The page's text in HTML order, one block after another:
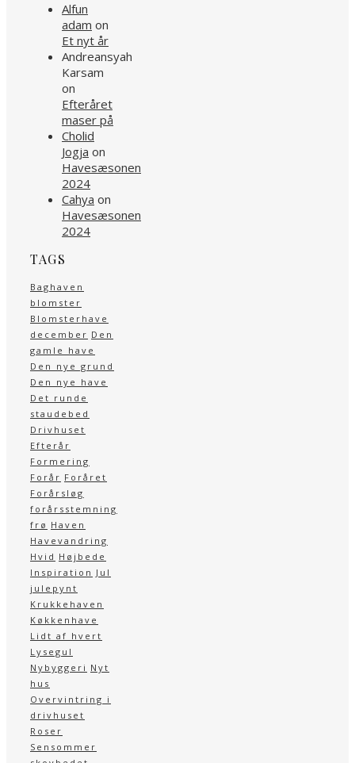
Alfun
adam on
Et nyt år
Andreansyah
Karsam
on
Efteråret
maser på
Cholid
Jogja on
Havesæsonen
2024
Cahya on
Havesæsonen
2024
TAGS
Baghaven
blomster
Blomsterhave
december Den
gamle have
Den nye grund
Den nye have
Det runde
staudebed
Drivhuset
Efterår
Formering
Forår Foråret
Forårsløg
forårsstemning
frø Haven
Havevandring
Hvid Højbede
Inspiration Jul
julepynt
Krukkehaven
Køkkenhave
Lidt af hvert
Lysegul
Nybyggeri Nyt
hus
Overvintring i
drivhuset
Roser
Sensommer